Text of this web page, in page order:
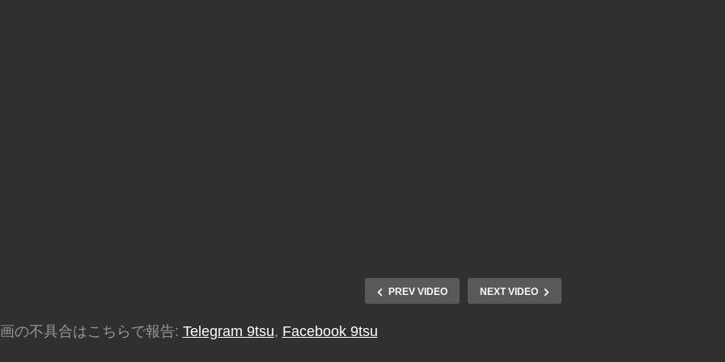
PREV VIDEO NEXT VIDEO
の不具合はこちらで報告: Telegram 9tsu, Facebook 9tsu